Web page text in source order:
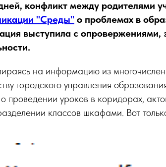
конфликт между родителями
"Среды" о проблемах в
выступила с опровержениями,
на информацию из
городского управления
проведении уроков в коридорах,
классов шкафами. Вот